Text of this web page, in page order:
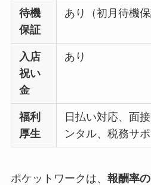
待機
保証
あり（初月待機保
入店
祝い
金
あり
福利
厚生
日払い対応、面
ンタル、税務サ
ポケットワークは、 報酬率